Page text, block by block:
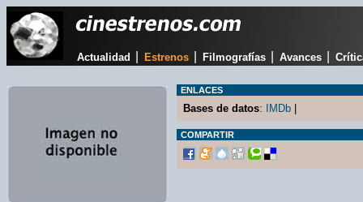
Actualidad Estrenos Filmografías Avances
ENLACES
Bases de datos: IMDb
COMPARTIR